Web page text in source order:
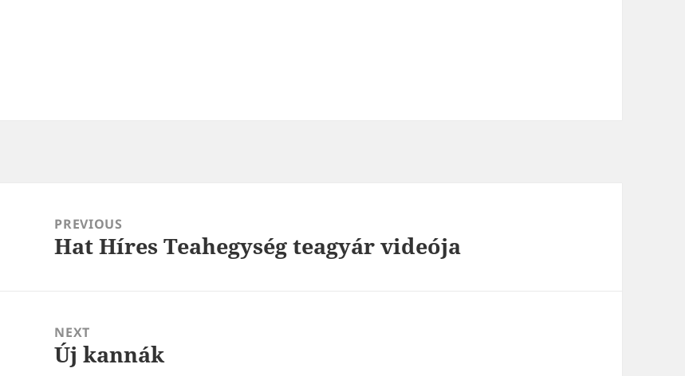
navigationPREVIOUS
Previous
Hat Híres Teahegység teagyár videója
NEXT
Next
Új kannák